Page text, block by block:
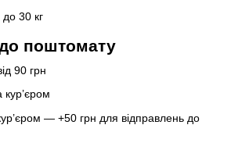
30 кг
поштомату
90 грн
кур’єром
— +50 грн для відправлень до